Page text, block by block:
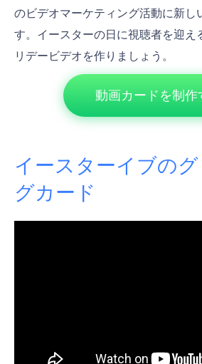
のビデオマーケティング活動に新し
す。イースターの日に視聴者を迎え
リデービデオを作りましょう。
動画カードを制作
イースターイブの
グカード